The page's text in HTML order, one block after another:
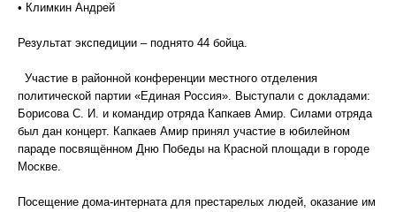
• Климкин Андрей
Результат экспедиции – поднято 44 бойца.
Участие в районной конференции местного отделения
политической партии «Единая Россия». Выступали с докладами:
Борисова С. И. и командир отряда Капкаев Амир. Силами отряда
был дан концерт. Капкаев Амир принял участие в юбилейном
параде посвящённом Дню Победы на Красной площади в городе
Москве.
Посещение дома-интерната для престарелых людей, оказание им